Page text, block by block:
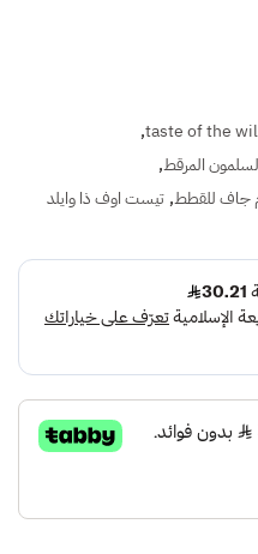
taste of the
,
المرقط,
جاف للقطط, تيست اوف ذا وايلد